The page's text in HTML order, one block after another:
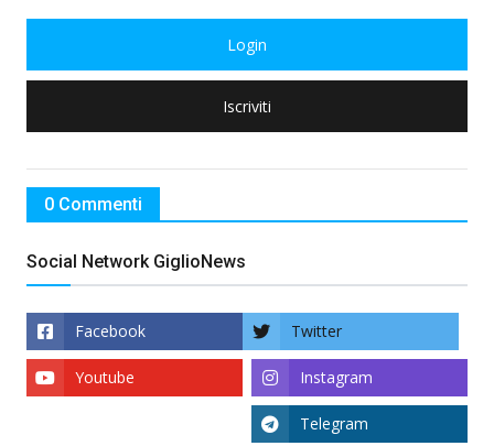
Login
Iscriviti
0 Commenti
Social Network GiglioNews
Facebook Twitter
Instagram
Youtube
Telegram